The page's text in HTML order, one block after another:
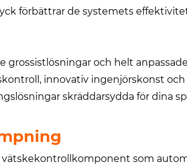
förbättrar de systemets
och helt
innovativ ingenjörskonst
skräddarsydda för dina
som